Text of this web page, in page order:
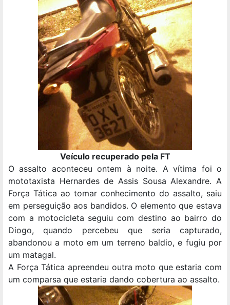
Veículo recuperado pela FT
O assalto aconteceu ontem à noite. A vítima foi o
mototaxista Hernardes de Assis Sousa Alexandre. A
Força Tática ao tomar conhecimento do assalto, saiu
em perseguição aos bandidos. O elemento que estava
com a motocicleta seguiu com destino ao bairro do
Diogo, quando percebeu que seria capturado,
abandonou a moto em um terreno baldio, e fugiu por
um matagal.
A Força Tática apreendeu outra moto que estaria com
um comparsa que estaria dando cobertura ao assalto.